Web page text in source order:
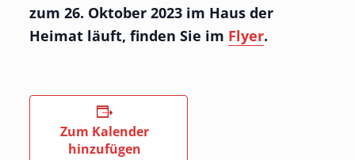
zum 26. Oktober 2023 im Haus der
Heimat läuft, finden Sie im Flyer.
Zum Kalender
hinzufügen